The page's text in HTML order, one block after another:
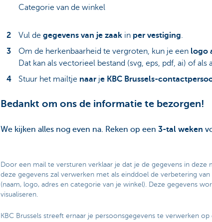
Categorie van de winkel
Vul de gegevens van je zaak in per vestiging.
Om de herkenbaarheid te vergroten, kun je een logo
Dat kan als vectorieel bestand (svg, eps, pdf, ai) of
Stuur het mailtje naar je KBC Brussels-
Bedankt om ons de informatie te bezorgen!
We kijken alles nog even na. Reken op een 3-tal weken
Door een mail te versturen verklaar je dat je de gegevens in
deze gegevens zal verwerken met als einddoel de verbetering
(naam, logo, adres en categorie van je winkel). Deze gegevens
visualiseren.
KBC Brussels streeft ernaar je persoonsgegevens te verwerken